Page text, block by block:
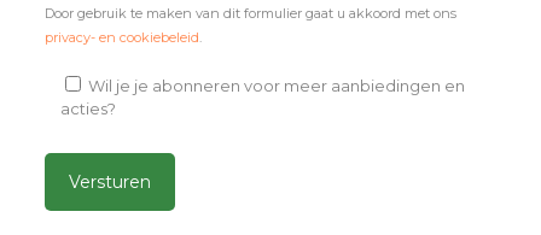
Door gebruik te maken van dit formulier gaat u akkoord met ons
privacy- en cookiebeleid
Wil je je abonneren voor meer aanbiedingen en
acties?